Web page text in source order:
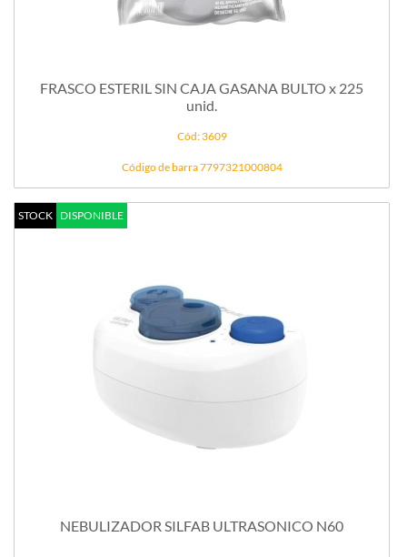
FRASCO ESTERIL SIN CAJA GASANA BULTO x 225
unid.
Cód: 3609
Código de barra 7797321000804
STOCK DISPONIBLE
NEBULIZADOR SILFAB ULTRASONICO N60